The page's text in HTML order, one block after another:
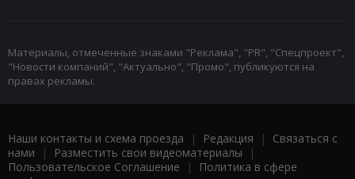
Материалы, отмеченные знаками "Реклама", "PR", "Спецпроект",
"Новости компаний", "Актуально", "Промо", публикуются на
правах рекламы.
Наши контакты и схема проезда | Редакция | Связаться с
нами | Разместить свои видеоматериалы |
Пользовательское Соглашение |
Политика в сфере